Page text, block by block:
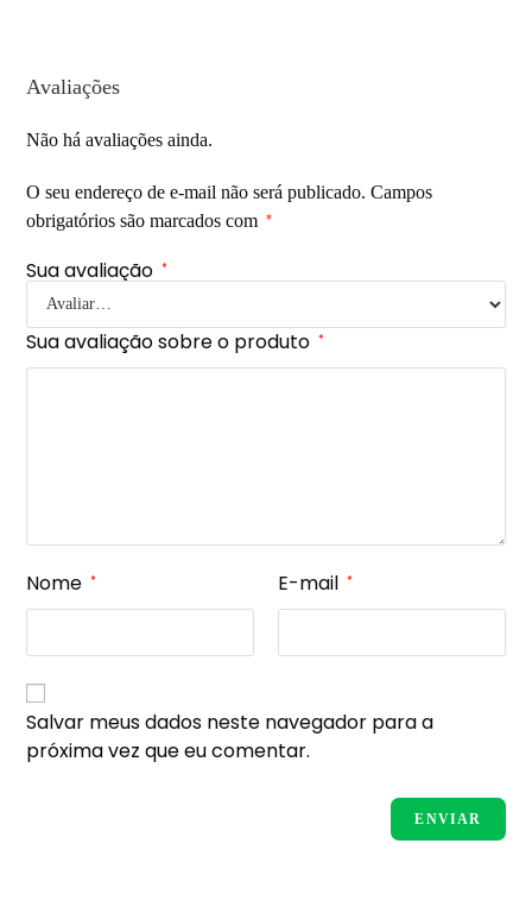
Avaliações
Não há avaliações ainda.
O seu endereço de e-mail não será publicado. Campos
obrigatórios são marcados com
*
Sua avaliação *
Sua avaliação sobre o produto *
Nome * E-mail *
Salvar meus dados neste navegador para a
próxima vez que eu comentar.